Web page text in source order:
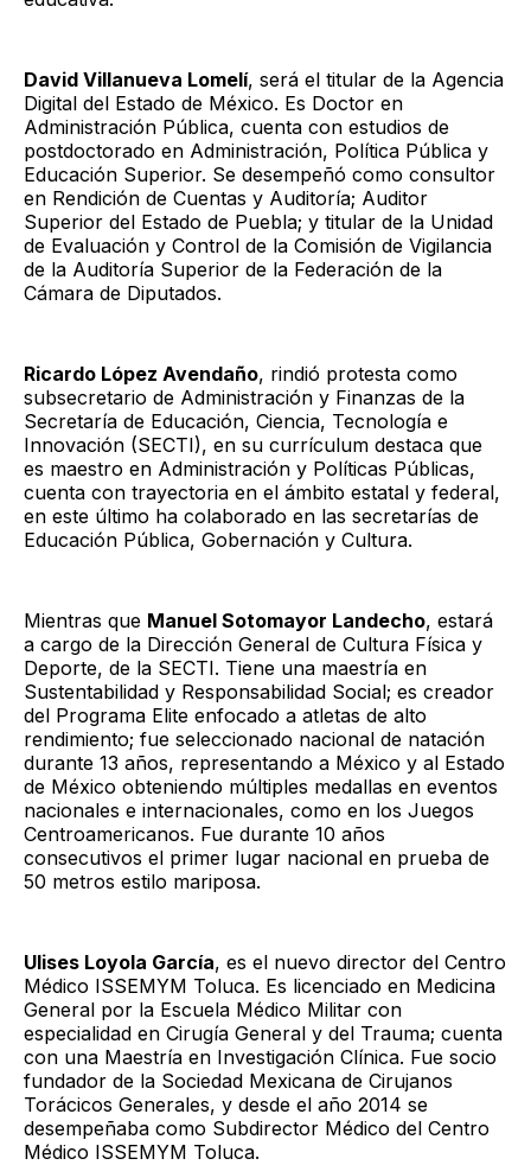
David Villanueva Lomelí, será el titular de la Agencia
Digital del Estado de México. Es Doctor en
Administración Pública, cuenta con estudios de
postdoctorado en Administración, Política Pública y
Educación Superior. Se desempeñó como consultor
en Rendición de Cuentas y Auditoría; Auditor
Superior del Estado de Puebla; y titular de la Unidad
de Evaluación y Control de la Comisión de Vigilancia
de la Auditoría Superior de la Federación de la
Cámara de Diputados.
Ricardo López Avendaño, rindió protesta como
subsecretario de Administración y Finanzas de la
Secretaría de Educación, Ciencia, Tecnología e
Innovación (SECTI), en su currículum destaca que
es maestro en Administración y Políticas Públicas,
cuenta con trayectoria en el ámbito estatal y federal,
en este último ha colaborado en las secretarías de
Educación Pública, Gobernación y Cultura.
Mientras que Manuel Sotomayor Landecho, estará
a cargo de la Dirección General de Cultura Física y
Deporte, de la SECTI. Tiene una maestría en
Sustentabilidad y Responsabilidad Social; es creador
del Programa Elite enfocado a atletas de alto
rendimiento; fue seleccionado nacional de natación
durante 13 años, representando a México y al Estado
de México obteniendo múltiples medallas en eventos
nacionales e internacionales, como en los Juegos
Centroamericanos. Fue durante 10 años
consecutivos el primer lugar nacional en prueba de
50 metros estilo mariposa.
Ulises Loyola García, es el nuevo director del Centro
Médico ISSEMYM Toluca. Es licenciado en Medicina
General por la Escuela Médico Militar con
especialidad en Cirugía General y del Trauma; cuenta
con una Maestría en Investigación Clínica. Fue socio
fundador de la Sociedad Mexicana de Cirujanos
Torácicos Generales, y desde el año 2014 se
desempeñaba como Subdirector Médico del Centro
Médico ISSEMYM Toluca.